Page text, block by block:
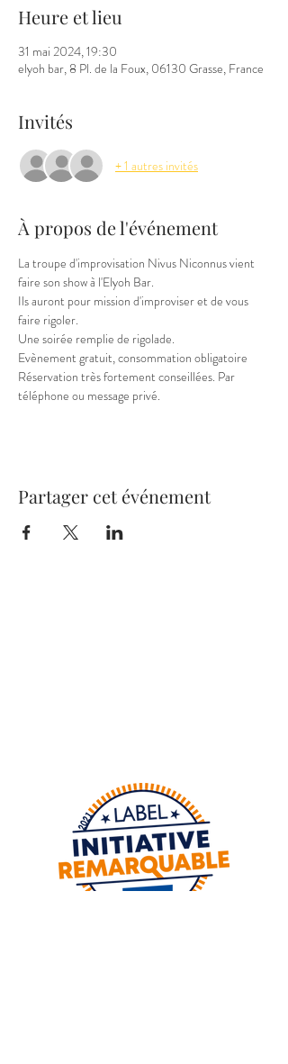
Heure et lieu
31 mai 2024, 19:30
elyoh bar, 8 Pl. de la Foux, 06130 Grasse, France
Invités
+ 1 autres invités
À propos de l'événement
La troupe d'improvisation Nivus Niconnus vient
faire son show à l'Elyoh Bar.
Ils auront pour mission d'improviser et de vous
faire rigoler.
Une soirée remplie de rigolade.
Evènement gratuit, consommation obligatoire
Réservation très fortement conseillées. Par
téléphone ou message privé.
Partager cet événement